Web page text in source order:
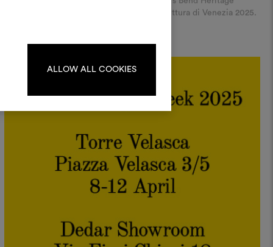
ALLOW ALL COOKIES
Builders, in anteprima alla Biennale Architettura di Venezia 2025.
LOGIN
REGISTRATI